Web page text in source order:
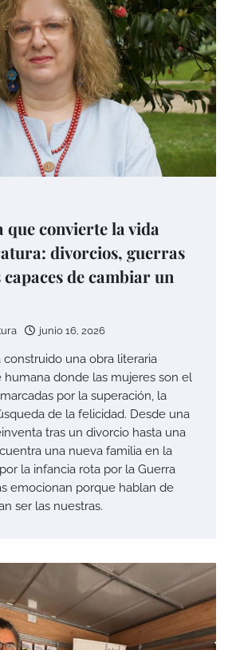
que convierte la vida
divorcios, guerras
de cambiar un
junio 16, 2026
construido una obra literaria
donde las mujeres son el
por la superación, la
de la felicidad. Desde una
tras un divorcio hasta una
una nueva familia en la
la infancia rota por la Guerra
emocionan porque hablan de
ser las nuestras.